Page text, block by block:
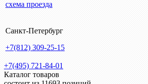
схема проезда
Санкт-Петербург
+7(812) 309-25-15
+7(495) 721-84-01
Каталог товаров